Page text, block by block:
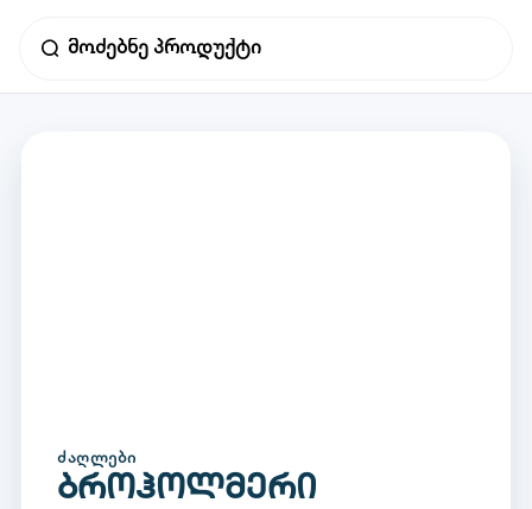
ᲫᲐᲦᲚᲔᲑᲘ
ბროჰოლმერი